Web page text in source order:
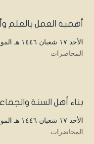
أهمية العمل بالعلم
الأحد ۱۷ شعبان ۱٤٤٦ هـ الموافق ۱٦ فبراير ۲۰۲۵ مـ |
المحاضرات
بناء أهل السنة
الأحد ۱۷ شعبان ۱٤٤٦ هـ الموافق ۱٦ فبراير ۲۰۲۵ مـ |
المحاضرات